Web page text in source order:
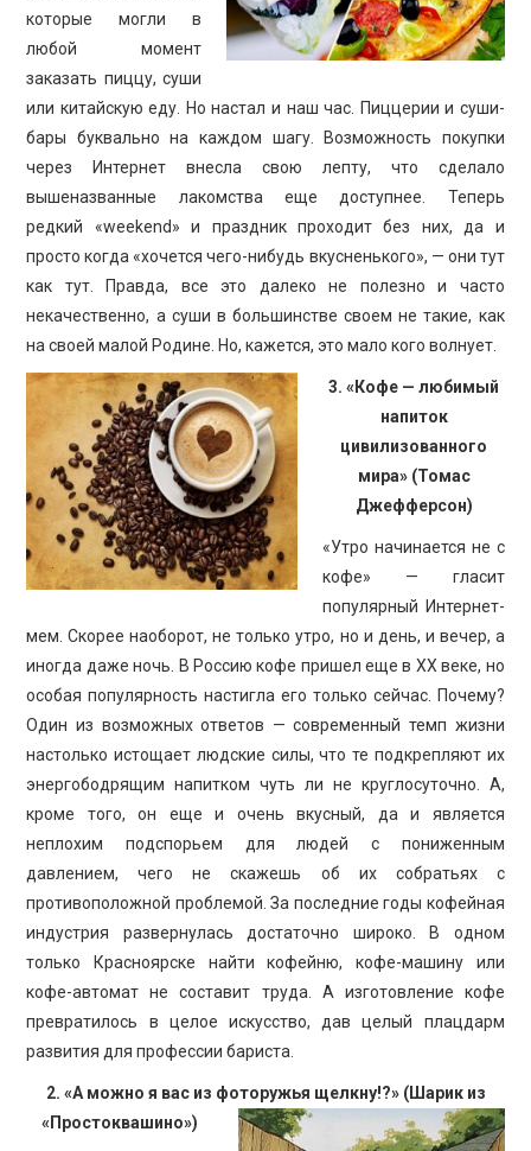
которые могли в
любой момент
заказать пиццу, суши
или китайскую еду. Но настал и наш час. Пиццерии и суши-
бары буквально на каждом шагу. Возможность покупки
через Интернет внесла свою лепту, что сделало
вышеназванные лакомства еще доступнее. Теперь
редкий «weekend» и праздник проходит без них, да и
просто когда «хочется чего-нибудь вкусненького», — они тут
как тут. Правда, все это далеко не полезно и часто
некачественно, а суши в большинстве своем не такие, как
на своей малой Родине. Но, кажется, это мало кого волнует.
3. «Кофе — любимый
напиток
цивилизованного
мира» (Томас
Джефферсон)
«Утро начинается не с
кофе» — гласит
популярный Интернет-
мем. Скорее наоборот, не только утро, но и день, и вечер, а
иногда даже ночь. В Россию кофе пришел еще в XX веке, но
особая популярность настигла его только сейчас. Почему?
Один из возможных ответов — современный темп жизни
настолько истощает людские силы, что те подкрепляют их
энергободрящим напитком чуть ли не круглосуточно. А,
кроме того, он еще и очень вкусный, да и является
неплохим подспорьем для людей с пониженным
давлением, чего не скажешь об их собратьях с
противоположной проблемой. За последние годы кофейная
индустрия развернулась достаточно широко. В одном
только Красноярске найти кофейню, кофе-машину или
кофе-автомат не составит труда. А изготовление кофе
превратилось в целое искусство, дав целый плацдарм
развития для профессии бариста.
2. «А можно я вас из фоторужья щелкну!?» (Шарик из
«Простоквашино»)